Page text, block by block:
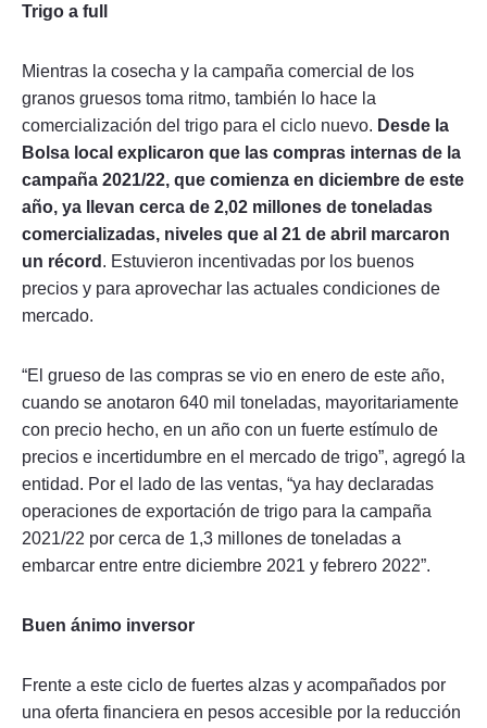
Trigo a full
Mientras la cosecha y la campaña comercial de los
granos gruesos toma ritmo, también lo hace la
comercialización del trigo para el ciclo nuevo. Desde la
Bolsa local explicaron que las compras internas de la
campaña 2021/22, que comienza en diciembre de este
año, ya llevan cerca de 2,02 millones de toneladas
comercializadas, niveles que al 21 de abril marcaron
un récord . Estuvieron incentivadas por los buenos
precios y para aprovechar las actuales condiciones de
mercado.
“El grueso de las compras se vio en enero de este año,
cuando se anotaron 640 mil toneladas, mayoritariamente
con precio hecho, en un año con un fuerte estímulo de
precios e incertidumbre en el mercado de trigo”, agregó la
entidad. Por el lado de las ventas, “ya hay declaradas
operaciones de exportación de trigo para la campaña
2021/22 por cerca de 1,3 millones de toneladas a
embarcar entre entre diciembre 2021 y febrero 2022”.
Buen ánimo inversor
Frente a este ciclo de fuertes alzas y acompañados por
una oferta financiera en pesos accesible por la reducción